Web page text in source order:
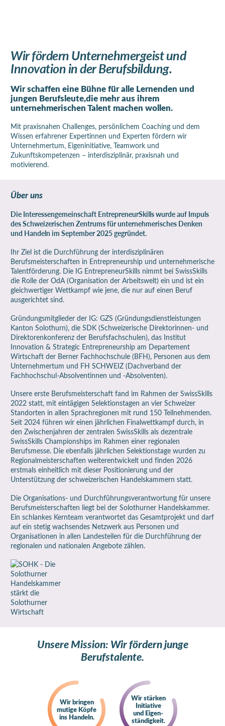
Wir fördern Unternehmergeist und
Innovation in der Berufsbildung.
Wir schaffen eine Bühne für alle Lernenden und
jungen Berufsleute,die mehr aus ihrem
unternehmerischen Talent machen wollen.
Mit praxisnahen Challenges, persönlichem Coaching und dem
Wissen erfahrener Expertinnen und Experten fördern wir
Unternehmertum, Eigeninitiative, Teamwork und
Zukunftskompetenzen – interdisziplinär, praxisnah und
motivierend.
Über uns
Die Interessengemeinschaft EntrepreneurSkills wurde auf Impuls
desSchweizerischen Zentrums für unternehmerisches Denken
und Handelnim September 2025 gegründet.
Ihr Ziel ist die Durchführung der interdisziplinären
Berufsmeisterschaften in Entrepreneurship und unternehmerische
Talentförderung. Die IG EntrepreneurSkills nimmt bei SwissSkills
die Rolle der OdA (Organisation der Arbeitswelt) ein und ist ein
gleichwertiger Wettkampf wie jene, die nur auf einen Beruf
ausgerichtet sind.
Gründungsmitglieder der IG: GZS (Gründungsdienstleistungen
Kanton Solothurn), die SDK (Schweizerische Direktorinnen- und
Direktorenkonferenz der Berufsfachschulen), das Institut
Innovation & Strategic Entrepreneurship am Departement
Wirtschaft der Berner Fachhochschule (BFH), Personen aus dem
Unternehmertum und FH SCHWEIZ (Dachverband der
Fachhochschul-Absolventinnen und -Absolventen).
Unsere erste Berufsmeisterschaft fand im Rahmen der SwissSkills
2022 statt, mit eintägigen Selektionstagen an vier Schweizer
Standorten in allen Sprachregionen mit rund 150 Teilnehmenden.
Seit 2024 führen wir einen jährlichen Finalwettkampf durch, in
den Zwischenjahren der zentralen SwissSkills als dezentrale
SwissSkills Championships im Rahmen einer regionalen
Berufsmesse. Die ebenfalls jährlichen Selektionstage wurden zu
Regionalmeisterschaften weiterentwickelt und finden 2026
erstmals einheitlich mit dieser Positionierung und der
Unterstützung der schweizerischen Handelskammern statt.
Die Organisations- und Durchführungsverantwortung für unsere
Berufsmeisterschaften liegt bei der Solothurner Handelskammer.
Ein schlankes Kernteam verantwortet das Gesamtprojekt und darf
auf ein stetig wachsendes Netzwerk aus Personen und
Organisationen in allen Landesteilen für die Durchführung der
regionalen und nationalen Angebote zählen.
Unsere Mission: Wir fördern junge
Berufstalente.
Wir bringen
mutige Köpfe
ins Handeln.
Wir stärken
Initiative
und Eigen-
ständigkeit.